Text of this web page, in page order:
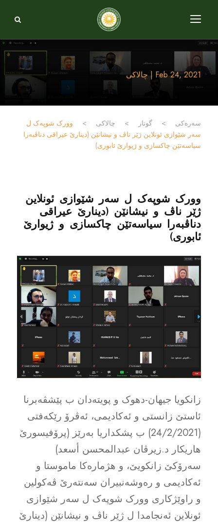
Feb 24, 2021 | چالاکی
سەرەکی > گوتار > چالاکی >
وورک شوپەک ل
سەر شێوازى ئونلاین ژێر ناڤ و نیشانێن (دینارێ عیراقى دناڤبەرا
سیاسەتێن چاکسازى و ژیوارێ ئابورى)
وورک شوپەک ل سەر شێوازى ئونلاین
ژێر ناڤ و نیشانێن (دینارێ عیراقى
دناڤبەرا سیاسەتێن چاکسازى و ژیوارێ
ئابورى)
زانکویا جیهان-دهوک و پویتەدان ب پێشڤەبرنا
ئاستێ زانستى و ئەکادیمى، ئەڤرۆ رێکەفتى
(24/2/2021) ب پشکداریا بەرێز (پرۆفیسورێ
هاریکار د.زیرڤان عبدالمحسن أسعد)
سەرۆکێ زانکویێ، و هژمارەکا ماموستا و
ئەکادیمى و رەوشەنبیران سەنتەرێ ڤەکولین
و راوێژکارى وورک شوپەک ل سەر شێوازى
ئونلاین ئەنجامدا ل ژێر ناڤ و نیشانێن (دینارێ